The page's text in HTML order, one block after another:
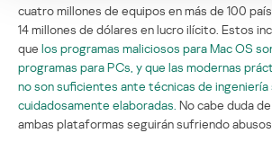
cuatro millones de equipos en más de 100
14 millones de dólares en lucro ilícito. Estos
que los programas maliciosos para Mac OS
programas para PCs, y que las modernas
no son suficientes ante técnicas de ingeniería
cuidadosamente elaboradas. No cabe duda
ambas plataformas seguirán sufriendo abusos.